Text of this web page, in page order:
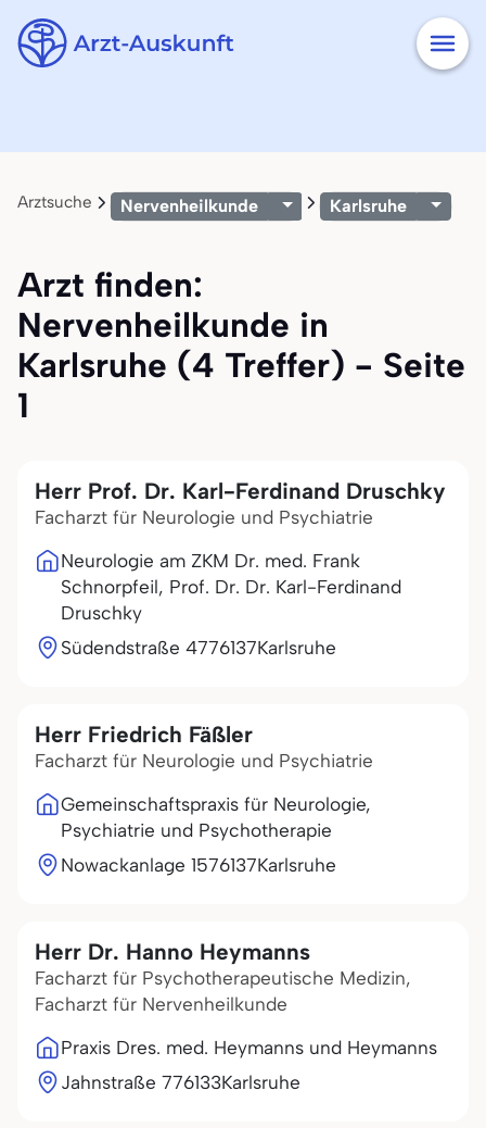
Arztsuche Nervenheilkunde Karlsruhe
Arzt finden:
Nervenheilkunde in
Karlsruhe (4 Treffer) - Seite
1
Herr Prof. Dr. Karl-Ferdinand Druschky
Facharzt für Neurologie und Psychiatrie
Neurologie am ZKM Dr. med. Frank
Schnorpfeil, Prof. Dr. Dr. Karl-Ferdinand
Druschky
Südendstraße 4776137Karlsruhe
Herr Friedrich Fäßler
Facharzt für Neurologie und Psychiatrie
Gemeinschaftspraxis für Neurologie,
Psychiatrie und Psychotherapie
Nowackanlage 1576137Karlsruhe
Herr Dr. Hanno Heymanns
Facharzt für Psychotherapeutische Medizin,
Facharzt für Nervenheilkunde
Praxis Dres. med. Heymanns und Heymanns
Jahnstraße 776133Karlsruhe